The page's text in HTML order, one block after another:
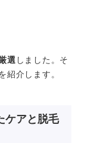
選 しました。そ
介します。
ケアと脱毛